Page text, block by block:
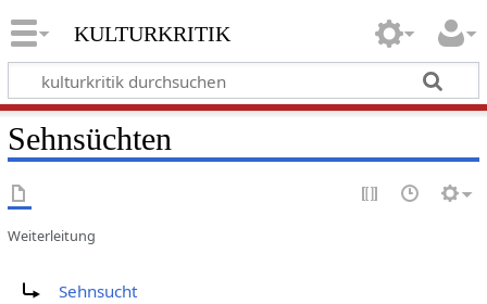
kulturkritik
Sehnsüchten
Weiterleitung
Sehnsucht